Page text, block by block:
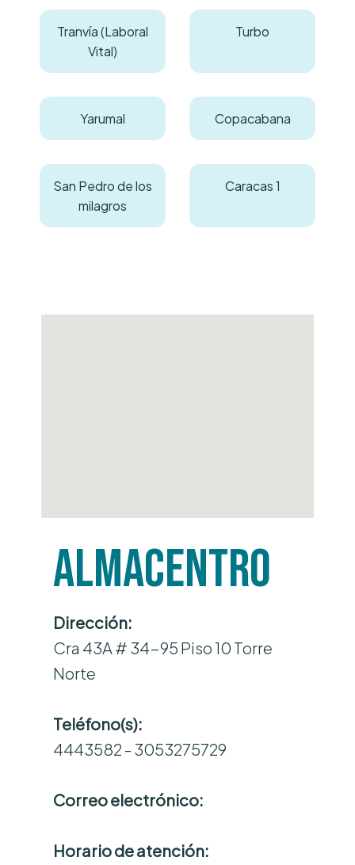
Tranvía (Laboral
Vital)
Turbo
Yarumal Copacabana
San Pedro de los
milagros
Caracas 1
Almacentro
Dirección:
Cra 43A # 34-95 Piso 10 Torre
Norte
Teléfono(s):
4443582 - 3053275729
Correo electrónico:
Horario de atención: